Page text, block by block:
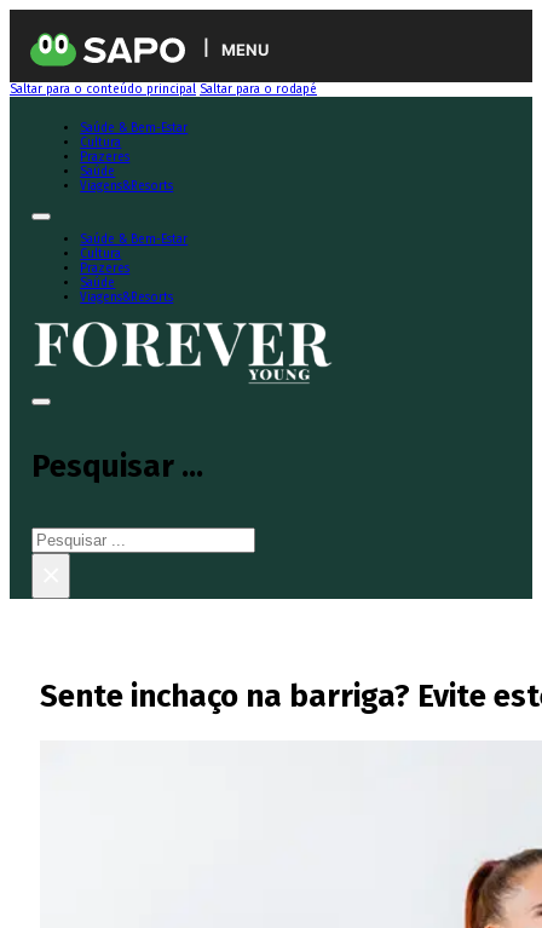
MENU
Saltar para o conteúdo principal Saltar para o rodapé
Saúde & Bem-Estar
Cultura
Prazeres
Saúde
Viagens&Resorts
Saúde & Bem-Estar
Cultura
Prazeres
Saúde
Viagens&Resorts
Pesquisar ...
Pesquisar
Sente inchaço na barriga? Evite